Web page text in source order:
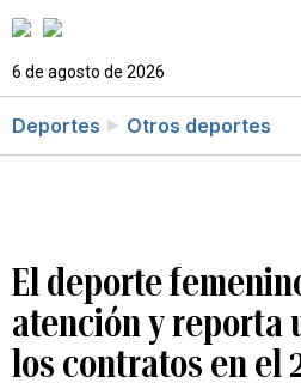
6 de agosto de 2026
Deportes Otros deportes
El deporte
atención y reporta
los contratos en el